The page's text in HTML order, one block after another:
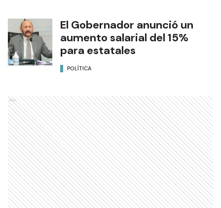
El Gobernador anunció un
aumento salarial del 15%
para estatales
POLÍTICA
Ads